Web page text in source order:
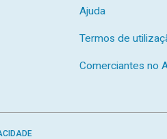
Ajuda
Termos de
Comerciantes no